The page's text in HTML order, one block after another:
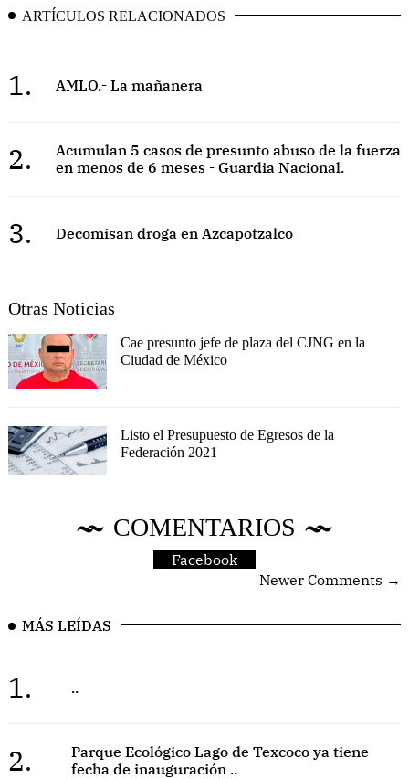
ARTÍCULOS RELACIONADOS
1. AMLO.- La mañanera
2.
Acumulan 5 casos de presunto abuso de la fuerza
en menos de 6 meses - Guardia Nacional.
3. Decomisan droga en Azcapotzalco
Otras Noticias
Cae presunto jefe de plaza del CJNG en la
Ciudad de México
Listo el Presupuesto de Egresos de la
Federación 2021
COMENTARIOS
Facebook
Newer Comments →
MÁS LEÍDAS
1. ..
2.
Parque Ecológico Lago de Texcoco ya tiene
fecha de inauguración ..